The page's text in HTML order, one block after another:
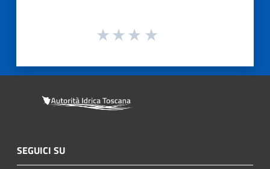
SEGUICI SU